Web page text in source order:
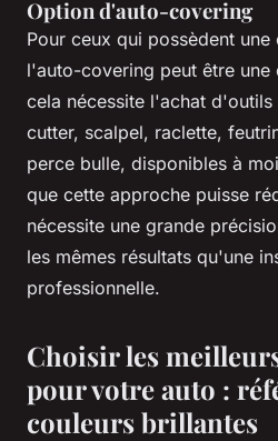
Option d'auto-covering
Pour ceux qui possèdent
l'auto-covering peut être une
cela nécessite l'achat
cutter, scalpel, raclette,
perce bulle, disponibles à
que cette approche puisse
nécessite une grande
les mêmes résultats qu'une
professionnelle.
Choisir les
pour votre auto :
couleurs brillantes